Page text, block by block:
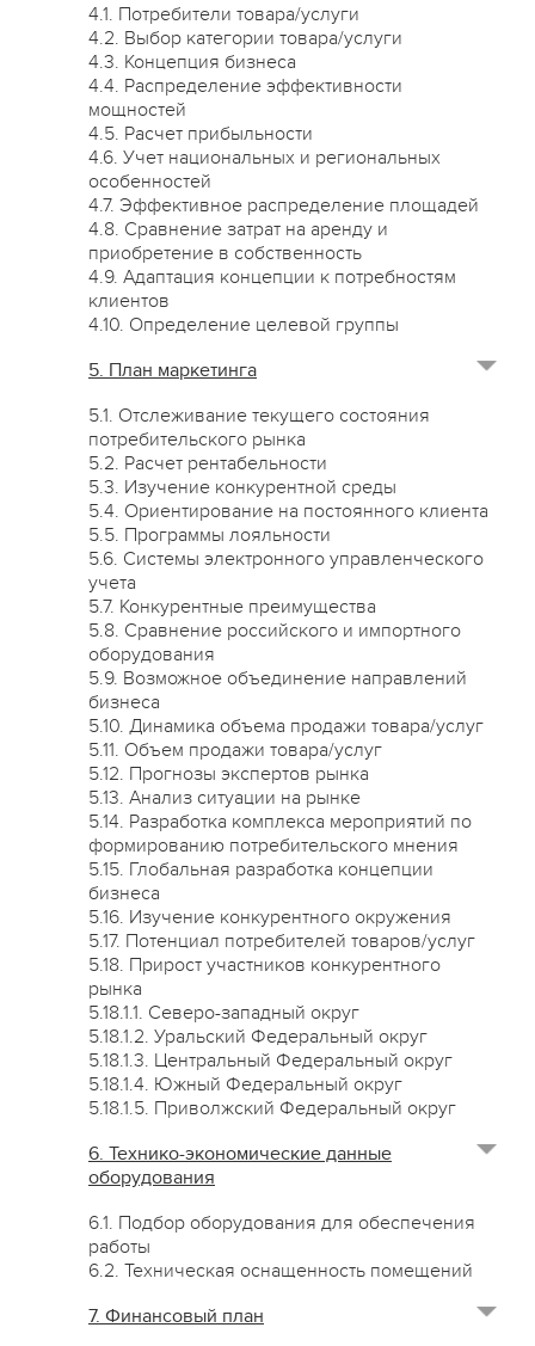
4.1. Потребители товара/услуги
4.2. Выбор категории товара/услуги
4.3. Концепция бизнеса
4.4. Распределение эффективности
мощностей
4.5. Расчет прибыльности
4.6. Учет национальных и региональных
особенностей
4.7. Эффективное распределение площадей
4.8. Сравнение затрат на аренду и
приобретение в собственность
4.9. Адаптация концепции к потребностям
клиентов
4.10. Определение целевой группы
5. План маркетинга
5.1. Отслеживание текущего состояния
потребительского рынка
5.2. Расчет рентабельности
5.3. Изучение конкурентной среды
5.4. Ориентирование на постоянного клиента
5.5. Программы лояльности
5.6. Системы электронного управленческого
учета
5.7. Конкурентные преимущества
5.8. Сравнение российского и импортного
оборудования
5.9. Возможное объединение направлений
бизнеса
5.10. Динамика объема продажи товара/услуг
5.11. Объем продажи товара/услуг
5.12. Прогнозы экспертов рынка
5.13. Анализ ситуации на рынке
5.14. Разработка комплекса мероприятий по
формированию потребительского мнения
5.15. Глобальная разработка концепции
бизнеса
5.16. Изучение конкурентного окружения
5.17. Потенциал потребителей товаров/услуг
5.18. Прирост участников конкурентного
рынка
5.18.1.1. Северо-западный округ
5.18.1.2. Уральский Федеральный округ
5.18.1.3. Центральный Федеральный округ
5.18.1.4. Южный Федеральный округ
5.18.1.5. Приволжский Федеральный округ
6. Технико-экономические данные
оборудования
6.1. Подбор оборудования для обеспечения
работы
6.2. Техническая оснащенность помещений
7. Финансовый план